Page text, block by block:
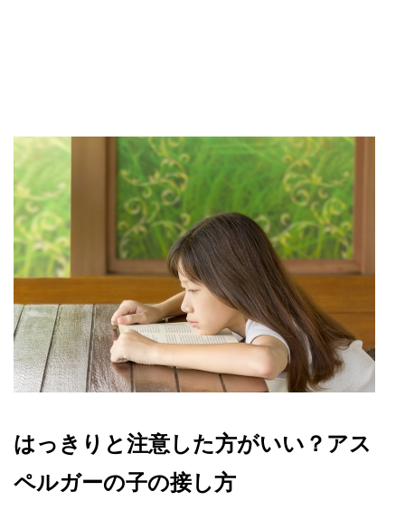
はっきりと注意した方がいい？アス
ペルガーの子の接し方